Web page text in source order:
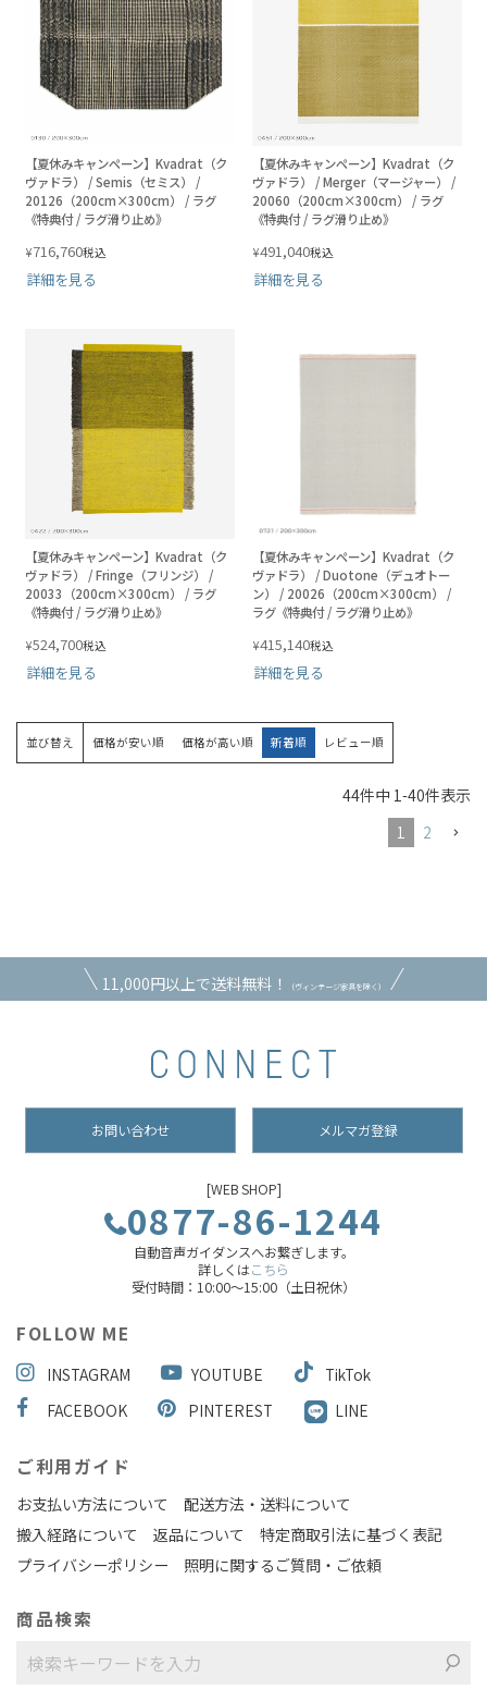
【夏休みキャンペーン】Kvadrat（ク
ヴァドラ） / Semis（セミス） /
20126（200cm×300cm） / ラグ
《特典付 / ラグ滑り止め》
¥716,760税込
詳細を見る
【夏休みキャンペーン】Kvadrat（ク
ヴァドラ） / Merger（マージャー） /
20060（200cm×300cm） / ラグ
《特典付 / ラグ滑り止め》
¥491,040税込
詳細を見る
【夏休みキャンペーン】Kvadrat（ク
ヴァドラ） / Fringe（フリンジ） /
20033（200cm×300cm） / ラグ
《特典付 / ラグ滑り止め》
¥524,700税込
詳細を見る
【夏休みキャンペーン】Kvadrat（ク
ヴァドラ） / Duotone（デュオトー
ン） / 20026（200cm×300cm） /
ラグ《特典付 / ラグ滑り止め》
¥415,140税込
詳細を見る
並び替え 価格が安い順 価格が高い順 新着順 レビュー順
44件中 1-40件表示
1
2
11,000円以上で送料無料！ （ヴィンテージ家具を除く）
お問い合わせ メルマガ登録
[WEB SHOP]
0877-86-1244
自動音声ガイダンスへお繋ぎします。
詳しくはこちら
受付時間：10:00～15:00（土日祝休）
FOLLOW ME
INSTAGRAM YOUTUBE
TikTok
FACEBOOK
PINTEREST LINE
ご利用ガイド
お支払い方法について
配送方法・送料について
搬入経路について
返品について
特定商取引法に基づく表記
プライバシーポリシー
照明に関するご質問・ご依頼
商品検索